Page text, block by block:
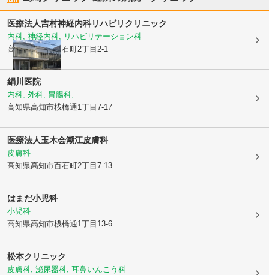
医療法人吉村神経内科リハビリクリニック
内科, 神経内科, リハビリテーション科
高知県高知市百石町2丁目2-1
絹川医院
内科, 外科, 胃腸科, ...
高知県高知市桟橋通1丁目7-17
医療法人玉木会潮江皮膚科
皮膚科
高知県高知市百石町2丁目7-13
はまだ小児科
小児科
高知県高知市桟橋通1丁目13-6
松本クリニック
皮膚科, 泌尿器科, 耳鼻いんこう科